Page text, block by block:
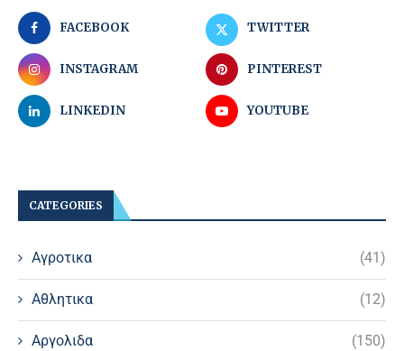
FACEBOOK TWITTER
INSTAGRAM PINTEREST
LINKEDIN YOUTUBE
CATEGORIES
Αγροτικα (41)
Αθλητικα (12)
Αργολιδα (150)